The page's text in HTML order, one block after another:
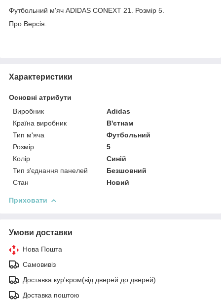
Футбольний м'яч ADIDAS CONEXT 21. Розмір 5.
Про Версія.
Характеристики
Основні атрибути
Виробник
Adidas
Країна виробник
В'єтнам
Тип м'яча
Футбольний
Розмір
5
Колір
Синій
Тип з'єднання панелей
Безшовний
Стан
Новий
Приховати
Умови доставки
Нова Пошта
Самовивіз
Доставка кур'єром(від дверей до дверей)
Доставка поштою